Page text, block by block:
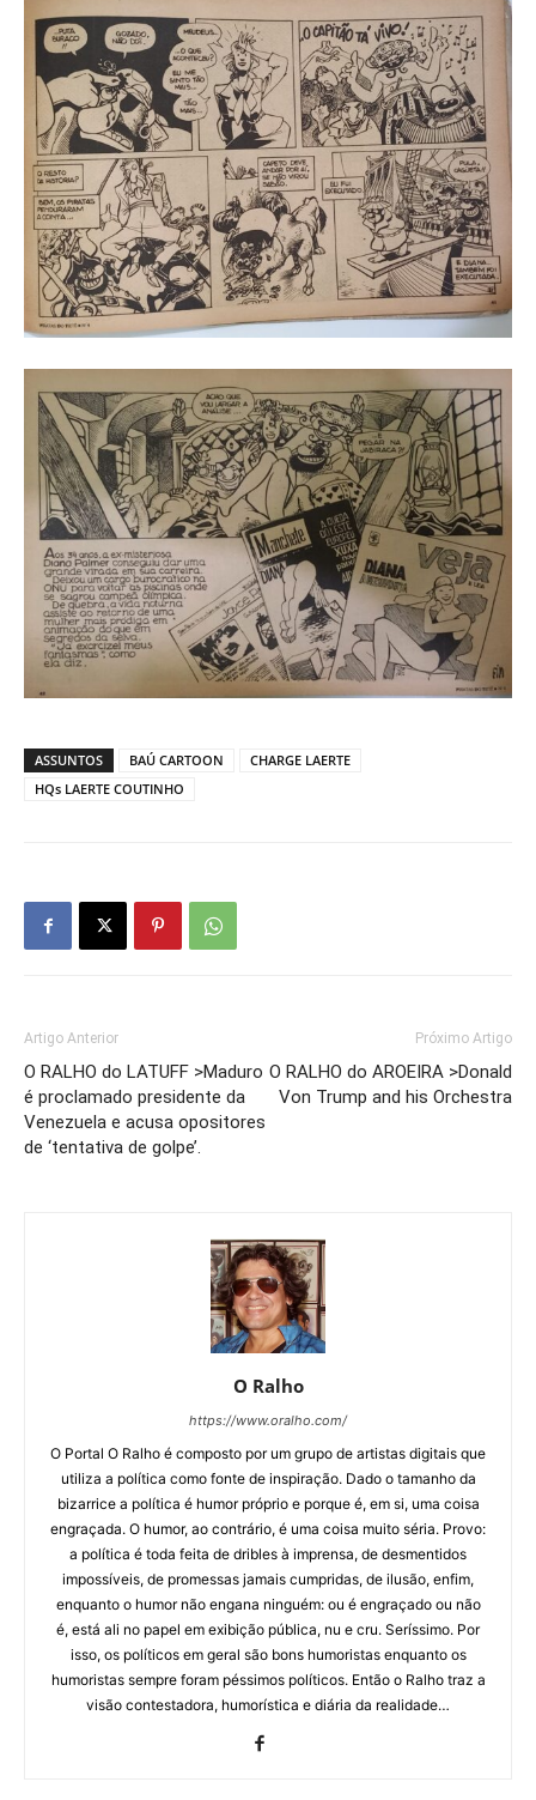
ASSUNTOS BAÚ CARTOON
CHARGE LAERTE
HQs LAERTE COUTINHO
Artigo Anterior
O RALHO do LATUFF >Maduro
é proclamado presidente da
Venezuela e acusa opositores
de ‘tentativa de golpe’.
Próximo Artigo
O RALHO do AROEIRA >Donald
Von Trump and his Orchestra
O Ralho
https://www.oralho.com/
O Portal O Ralho é composto por um grupo de artistas digitais que
utiliza a política como fonte de inspiração. Dado o tamanho da
bizarrice a política é humor próprio e porque é, em si, uma coisa
engraçada. O humor, ao contrário, é uma coisa muito séria. Provo:
a política é toda feita de dribles à imprensa, de desmentidos
impossíveis, de promessas jamais cumpridas, de ilusão, enfim,
enquanto o humor não engana ninguém: ou é engraçado ou não
é, está ali no papel em exibição pública, nu e cru. Seríssimo. Por
isso, os políticos em geral são bons humoristas enquanto os
humoristas sempre foram péssimos políticos. Então o Ralho traz a
visão contestadora, humorística e diária da realidade…